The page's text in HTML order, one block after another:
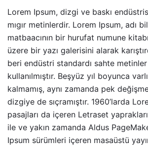
Lorem Ipsum, dizgi ve baskı
mıgır metinlerdir. Lorem Ipsum, adı
matbaacının bir hurufat numune
üzere bir yazı galerisini alarak
beri endüstri standardı sahte
kullanılmıştır. Beşyüz yıl boyunca
kalmamış, aynı zamanda pek
dizgiye de sıçramıştır. 1960’larda
pasajları da içeren Letraset
ile ve yakın zamanda Aldus
Ipsum sürümleri içeren masaüstü